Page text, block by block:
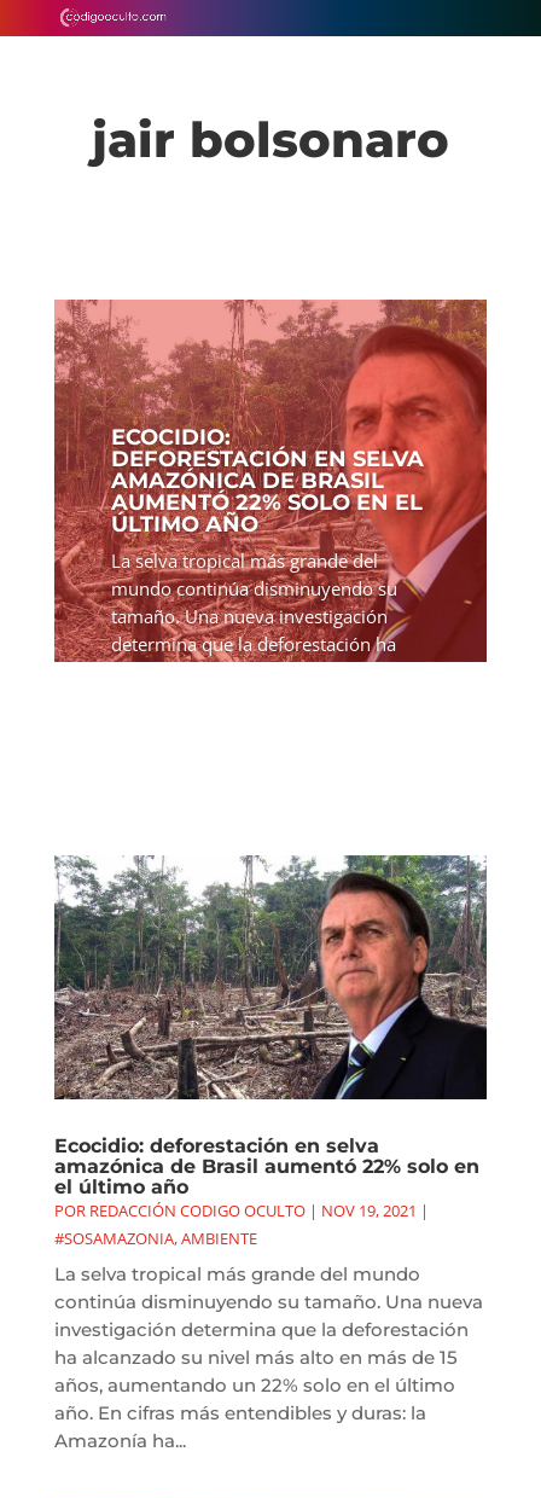
jair bolsonaro
ECOCIDIO:
DEFORESTACIÓN EN SELVA
AMAZÓNICA DE BRASIL
AUMENTÓ 22% SOLO EN EL
ÚLTIMO AÑO
La selva tropical más grande del
mundo continúa disminuyendo su
tamaño. Una nueva investigación
determina que la deforestación ha
Ecocidio: deforestación en selva
amazónica de Brasil aumentó 22% solo en
el último año
POR REDACCIÓN CODIGO OCULTO| NOV 19, 2021 |
#SOSAMAZONIA,AMBIENTE
La selva tropical más grande del mundo
continúa disminuyendo su tamaño. Una nueva
investigación determina que la deforestación
ha alcanzado su nivel más alto en más de 15
años, aumentando un 22% solo en el último
año. En cifras más entendibles y duras: la
Amazonía ha...